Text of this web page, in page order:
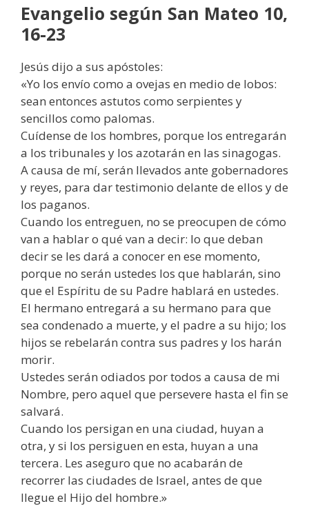
Evangelio según San Mateo 10,
16-23
Jesús dijo a sus apóstoles:
«Yo los envío como a ovejas en medio de lobos:
sean entonces astutos como serpientes y
sencillos como palomas.
Cuídense de los hombres, porque los entregarán
a los tribunales y los azotarán en las sinagogas.
A causa de mí, serán llevados ante gobernadores
y reyes, para dar testimonio delante de ellos y de
los paganos.
Cuando los entreguen, no se preocupen de cómo
van a hablar o qué van a decir: lo que deban
decir se les dará a conocer en ese momento,
porque no serán ustedes los que hablarán, sino
que el Espíritu de su Padre hablará en ustedes.
El hermano entregará a su hermano para que
sea condenado a muerte, y el padre a su hijo; los
hijos se rebelarán contra sus padres y los harán
morir.
Ustedes serán odiados por todos a causa de mi
Nombre, pero aquel que persevere hasta el fin se
salvará.
Cuando los persigan en una ciudad, huyan a
otra, y si los persiguen en esta, huyan a una
tercera. Les aseguro que no acabarán de
recorrer las ciudades de Israel, antes de que
llegue el Hijo del hombre.»